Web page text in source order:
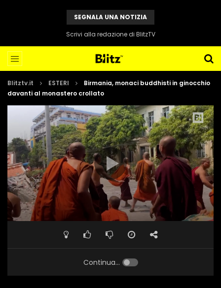
SEGNALA UNA NOTIZIA
Scrivi alla redazione di BlitzTV
Blitztv.it ESTERI
Birmania, monaci buddhisti in ginocchio
davanti al monastero crollato
Continua...